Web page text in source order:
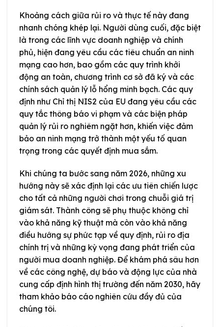
Khoảng cách giữa rủi ro và thực tế này đang
nhanh chóng khép lại. Người dùng cuối, đặc biệt
là trong các lĩnh vực doanh nghiệp và chính
phủ, hiện đang yêu cầu các tiêu chuẩn an ninh
mạng cao hơn, bao gồm các quy trình khởi
động an toàn, chương trình cơ sở đã ký và các
chính sách quản lý lỗ hổng minh bạch. Các quy
định như Chỉ thị NIS2 của EU đang yêu cầu các
quy tắc thông báo vi phạm và các biện pháp
quản lý rủi ro nghiêm ngặt hơn, khiến việc đảm
bảo an ninh mạng trở thành một yếu tố quan
trọng trong các quyết định mua sắm.
Khi chúng ta bước sang năm 2026, những xu
hướng này sẽ xác định lại các ưu tiên chiến lược
cho tất cả những người chơi trong chuỗi giá trị
giám sát. Thành công sẽ phụ thuộc không chỉ
vào khả năng kỹ thuật mà còn vào khả năng
điều hướng sự phức tạp về quy định, rủi ro địa
chính trị và những kỳ vọng đang phát triển của
người mua doanh nghiệp. Để khám phá sâu hơn
về các công nghệ, dự báo và động lực của nhà
cung cấp định hình thị trường đến năm 2030, hãy
tham khảo báo cáo nghiên cứu đầy đủ của
chúng tôi.